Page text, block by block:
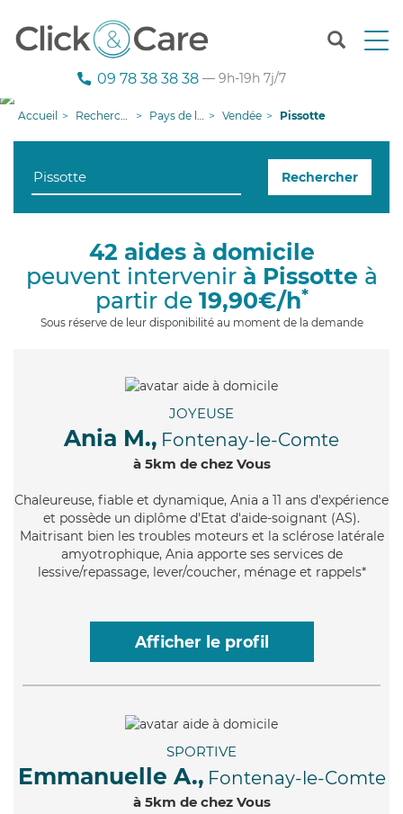
T
n
g
i
09 78 38 38 38 — 9h-19h 7j/7
Accueil Recherche aide à domicile Pays de la Loire Vendée Pissotte
Rechercher
42 aides à domicile
peuvent intervenir à Pissotte à
partir de 19,90€/h*
Sous réserve de leur disponibilité au moment de la demande
JOYEUSE
Ania M., Fontenay-le-Comte
à 5km de chez Vous
Chaleureuse, fiable et dynamique, Ania a 11 ans d'expérience
et possède un diplôme d'Etat d'aide-soignant (AS).
Maitrisant bien les troubles moteurs et la sclérose latérale
amyotrophique, Ania apporte ses services de
lessive/repassage, lever/coucher, ménage et rappels*
Afficher le profil
SPORTIVE
Emmanuelle A., Fontenay-le-Comte
à 5km de chez Vous